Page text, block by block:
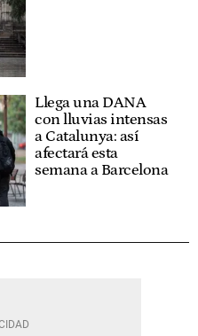
Llega una DANA
con lluvias intensas
a Catalunya: así
afectará esta
semana a Barcelona